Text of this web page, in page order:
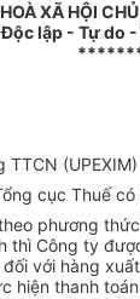
XÃ HỘI
Độc lập - Tự do
TTCN (UPEXIM)
cục Thuế
phương
thì Công ty
với hàng
hiện thanh